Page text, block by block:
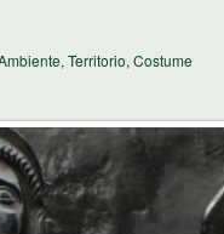
Territorio, Costume